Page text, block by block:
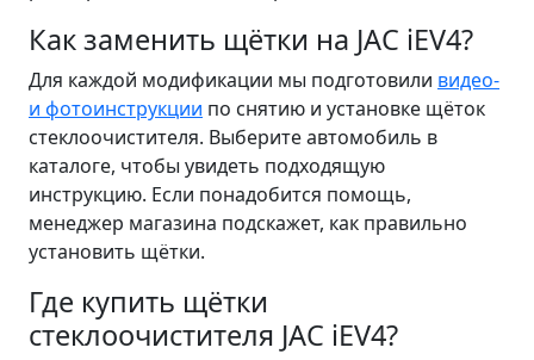
Как заменить щётки на JAC iEV4?
Для каждой модификации мы подготовили видео-
и фотоинструкции по снятию и установке щёток
стеклоочистителя. Выберите автомобиль в
каталоге, чтобы увидеть подходящую
инструкцию. Если понадобится помощь,
менеджер магазина подскажет, как правильно
установить щётки.
Где купить щётки
стеклоочистителя JAC iEV4?